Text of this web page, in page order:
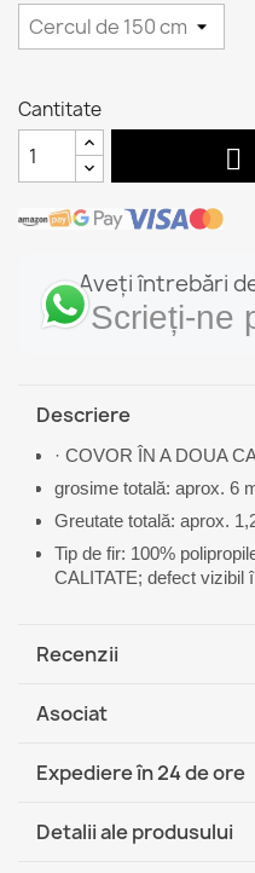
Cantitate

Aveți întrebări
Scrieți-ne
Descriere
· COVOR ÎN A DOUA
grosime totală: aprox. 6
Greutate totală: aprox.
Tip de fir: 100%
CALITATE; defect vizibil
Recenzii
Asociat
Expediere în 24 de ore
(COD)
Detalii ale produsului